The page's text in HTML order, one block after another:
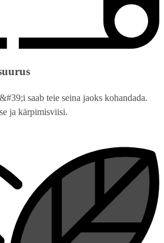
saab teie seina jaoks kohandada.
ja kärpimisviisi.